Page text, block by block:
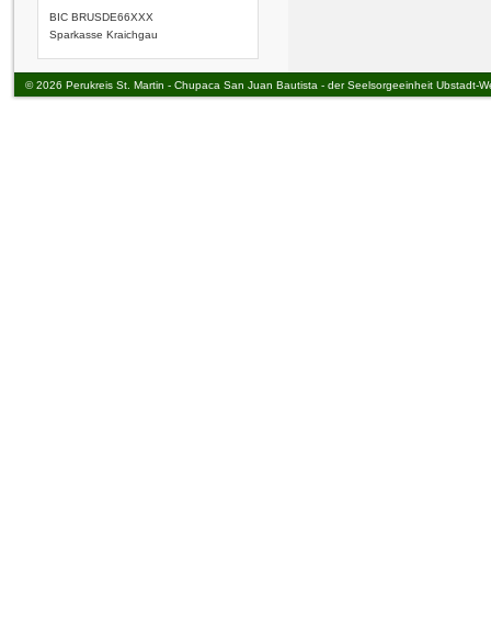
BIC BRUSDE66XXX
Sparkasse Kraichgau
© 2026 Perukreis St. Martin - Chupaca San Juan Bautista - der Seelsorgeeinheit Ubstadt-